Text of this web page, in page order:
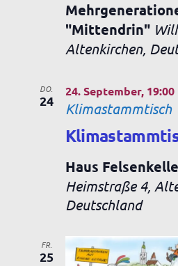
"Mittendrin"
Altenkirchen,
DO.
24
24. September, 19:00
Klimastammtisch
Haus
Heimstraße 4,
Deutschland
FR.
25